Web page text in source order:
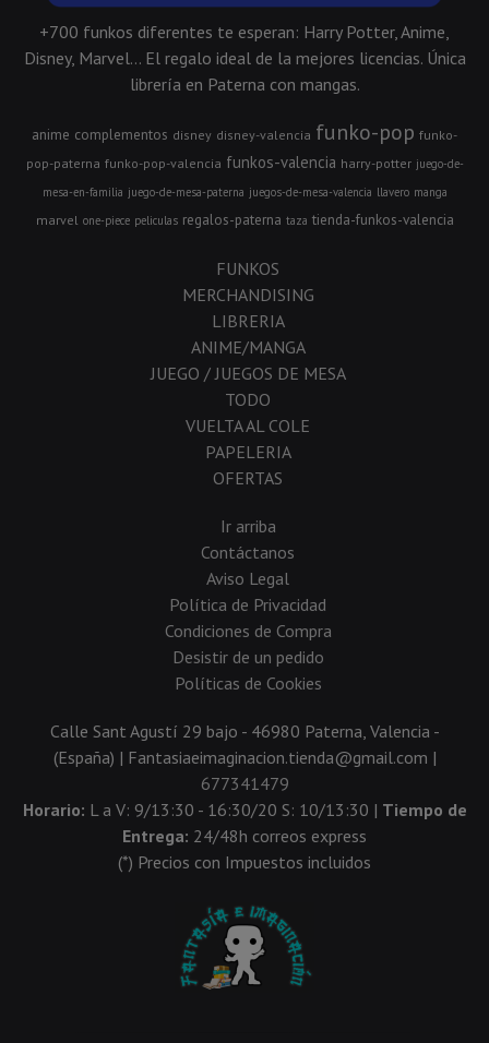
+700 funkos diferentes te esperan: Harry Potter, Anime,
Disney, Marvel... El regalo ideal de la mejores licencias. Única
librería en Paterna con mangas.
anime complementos disney disney-valencia funko-pop funko-
pop-paterna funko-pop-valencia funkos-valencia harry-potter juego-de-
mesa-en-familia juego-de-mesa-paterna juegos-de-mesa-valencia llavero manga
marvel one-piece peliculas regalos-paterna taza tienda-funkos-valencia
FUNKOS
MERCHANDISING
LIBRERIA
ANIME/MANGA
JUEGO / JUEGOS DE MESA
TODO
VUELTA AL COLE
PAPELERIA
OFERTAS
Ir arriba
Contáctanos
Aviso Legal
Política de Privacidad
Condiciones de Compra
Desistir de un pedido
Políticas de Cookies
Calle Sant Agustí 29 bajo - 46980 Paterna, Valencia -
(España) | Fantasiaeimaginacion.tienda@gmail.com |
677341479
Horario: L a V: 9/13:30 - 16:30/20 S: 10/13:30 | Tiempo de
Entrega: 24/48h correos express
(*) Precios con Impuestos incluidos